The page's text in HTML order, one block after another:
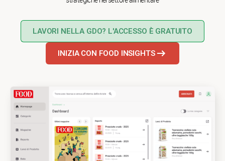
LAVORI NELLA GDO? L'ACCESSO È GRATUITO
INIZIA CON FOOD INSIGHTS